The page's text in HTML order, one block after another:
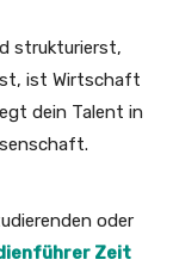
strukturierst,
ist Wirtschaft
dein Talent in
oder
Zeit